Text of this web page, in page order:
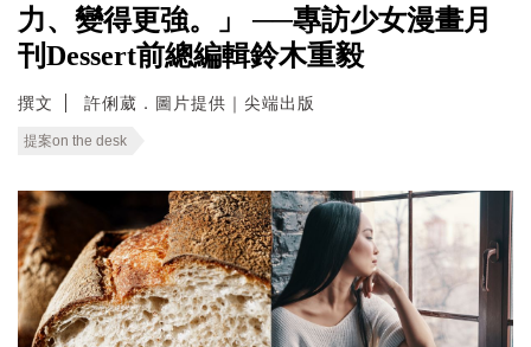
力、變得更強。」 ──專訪少女漫畫月
刊Dessert前總編輯鈴木重毅
撰文 許俐葳．圖片提供｜尖端出版
提案on the desk